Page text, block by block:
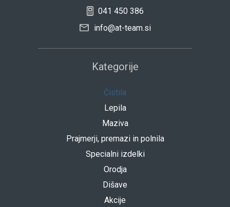
041 450 386
info@at-team.si
Kategorije
Čistila
Lepila
Maziva
Prajmerji, premazi in polnila
Specialni izdelki
Orodja
Dišave
Akcije